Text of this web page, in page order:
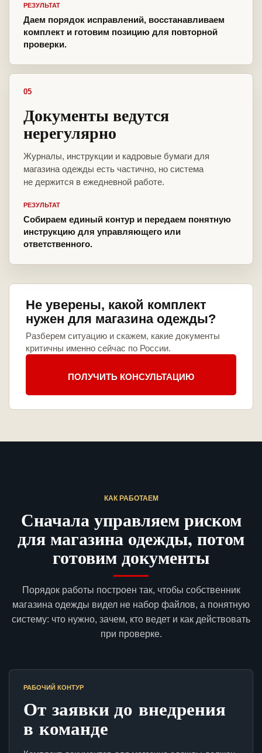
РЕЗУЛЬТАТ
Даем порядок исправлений, восстанавливаем
комплект и готовим позицию для повторной
проверки.
05
Документы ведутся
нерегулярно
Журналы, инструкции и кадровые бумаги для
магазина одежды есть частично, но система
не держится в ежедневной работе.
РЕЗУЛЬТАТ
Собираем единый контур и передаем понятную
инструкцию для управляющего или
ответственного.
Не уверены, какой комплект
нужен для магазина одежды?
Разберем ситуацию и скажем, какие документы
критичны именно сейчас по России.
ПОЛУЧИТЬ КОНСУЛЬТАЦИЮ
КАК РАБОТАЕМ
Сначала управляем риском
для магазина одежды, потом
готовим документы
Порядок работы построен так, чтобы собственник
магазина одежды видел не набор файлов, а понятную
систему: что нужно, зачем, кто ведет и как действовать
при проверке.
РАБОЧИЙ КОНТУР
От заявки до внедрения
в команде